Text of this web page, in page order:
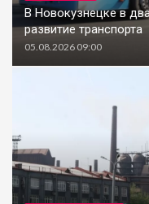
В Новокузнецке в
развитие транспорта
05.08.2026 09:00